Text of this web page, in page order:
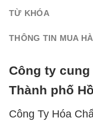
TỪ KHÓA
THÔNG TIN MUA
Công ty
Thành phố
Công Ty Hóa